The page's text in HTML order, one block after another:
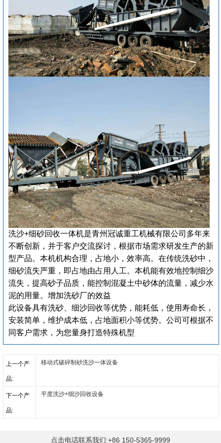
洗沙+细砂回收一体机是青州冠诚重工机械有限公司多年来
不断创新，并于客户交流探讨，根据市场需求研发生产的新
型产品。本机机构合理，占地小，效率高。在传统洗砂中，
细砂流失严重，即占地由占用人工。本机能有效地控制细沙
流失，提高砂子品质，能控制混凝土中砂体的流量，减少水
泥的用量。增加洗砂厂的效益
此设备具有洗砂、细沙回收等优势，能耗低，使用寿命长，
安装简单，维护成本低，占地面积小等优势。公司可根据不
同客户需求，为您量身打造特殊机型
上一个产
品:
移动式破碎制砂洗沙一体设备
下一个产
品:
平度洗沙+细沙回收设备
点击电话联系我们:+86 150-5365-9999